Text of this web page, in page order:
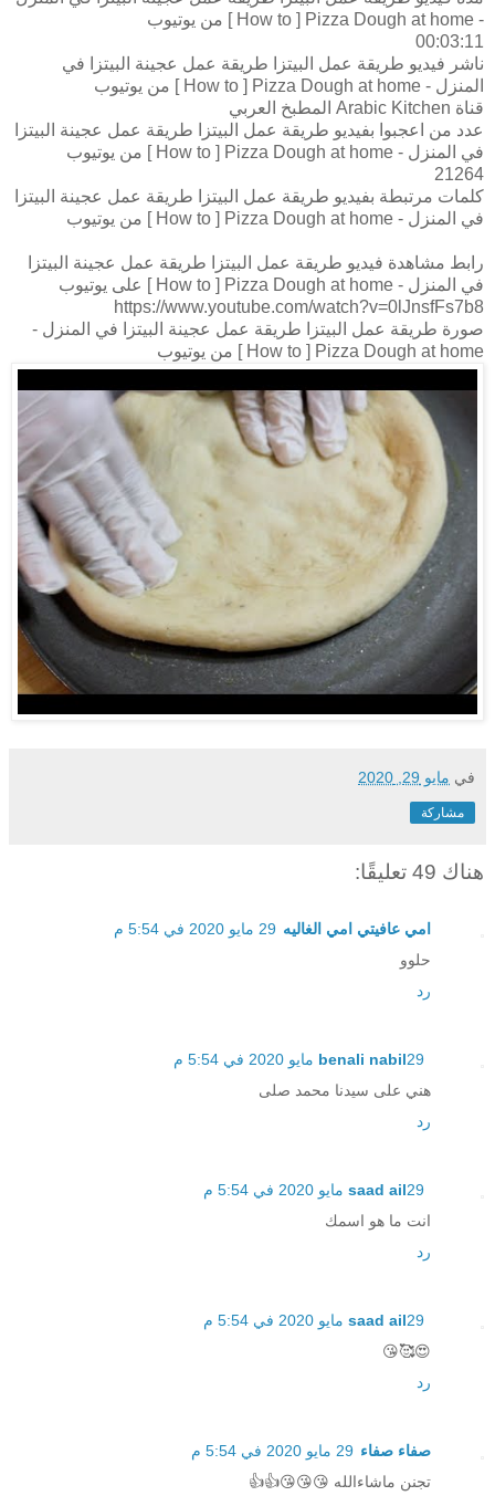
- How to ] Pizza Dough at home ] من يوتيوب
00:03:11
ناشر فيديو طريقة عمل البيتزا طريقة عمل عجينة البيتزا في
المنزل - How to ] Pizza Dough at home ] من يوتيوب
قناة Arabic Kitchen المطبخ العربي
عدد من اعجبوا بفيديو طريقة عمل البيتزا طريقة عمل عجينة البيتزا
في المنزل - How to ] Pizza Dough at home ] من يوتيوب
21264
كلمات مرتبطة بفيديو طريقة عمل البيتزا طريقة عمل عجينة البيتزا
في المنزل - How to ] Pizza Dough at home ] من يوتيوب
رابط مشاهدة فيديو طريقة عمل البيتزا طريقة عمل عجينة البيتزا
في المنزل - How to ] Pizza Dough at home ] على يوتيوب
https://www.youtube.com/watch?v=0lJnsfFs7b8
صورة طريقة عمل البيتزا طريقة عمل عجينة البيتزا في المنزل -
How to ] Pizza Dough at home ] من يوتيوب
في مايو 29, 2020
مشاركة
هناك 49 تعليقًا:
امي عافيتي امي الغاليه 29 مايو 2020 في 5:54 م
حلوو
رد
benali nabil29 مايو 2020 في 5:54 م
هني على سيدنا محمد صلى
رد
saad ail29 مايو 2020 في 5:54 م
انت ما هو اسمك
رد
saad ail29 مايو 2020 في 5:54 م
😍🥰😘
رد
صفاء صفاء 29 مايو 2020 في 5:54 م
تجنن ماشاءالله 😘😘😘👍👍